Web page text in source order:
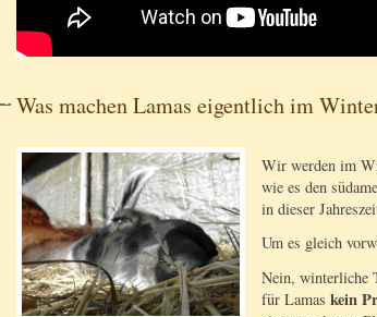
Was machen Lamas eigentlich im
Wir werden im
wie es den
in dieser
Um es gleich
Nein, winterliche
für Lamas kein